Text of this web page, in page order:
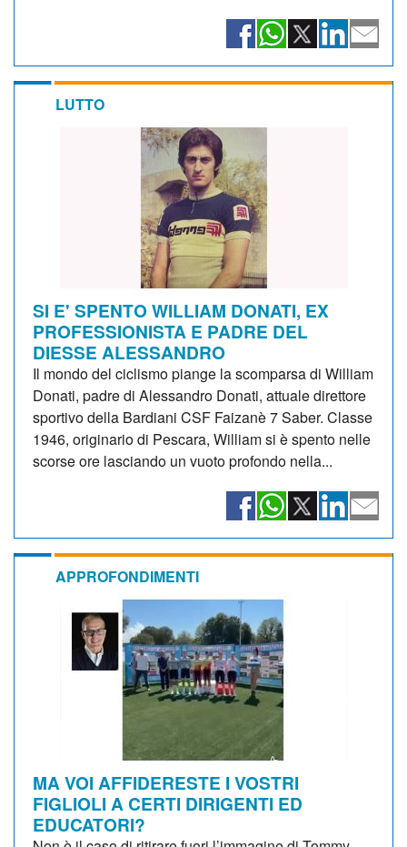
LUTTO
SI E' SPENTO WILLIAM DONATI, EX
PROFESSIONISTA E PADRE DEL
DIESSE ALESSANDRO
Il mondo del ciclismo piange la scomparsa di William
Donati, padre di Alessandro Donati, attuale direttore
sportivo della Bardiani CSF Faizanè 7 Saber. Classe
1946, originario di Pescara, William si è spento nelle
scorse ore lasciando un vuoto profondo nella...
APPROFONDIMENTI
MA VOI AFFIDERESTE I VOSTRI
FIGLIOLI A CERTI DIRIGENTI ED
EDUCATORI?